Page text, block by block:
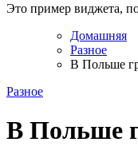
Это пример виджета,
Домашняя
Разное
В Польше
Разное
В Польше